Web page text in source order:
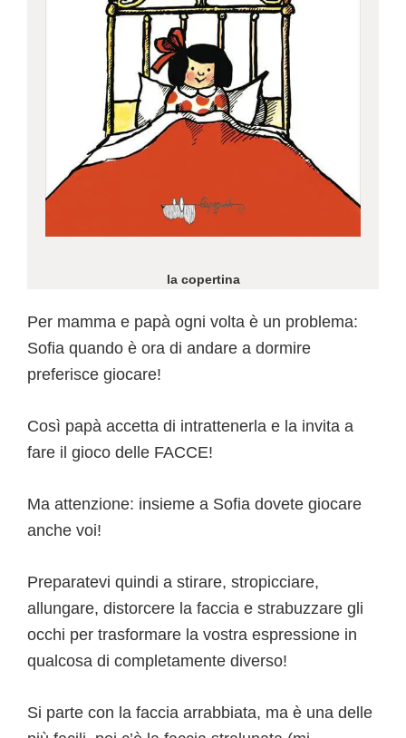
la copertina
Per mamma e papà ogni volta è un problema:
Sofia quando è ora di andare a dormire
preferisce giocare!
Così papà accetta di intrattenerla e la invita a
fare il gioco delle FACCE!
Ma attenzione: insieme a Sofia dovete giocare
anche voi!
Preparatevi quindi a stirare, stropicciare,
allungare, distorcere la faccia e strabuzzare gli
occhi per trasformare la vostra espressione in
qualcosa di completamente diverso!
Si parte con la faccia arrabbiata, ma è una delle